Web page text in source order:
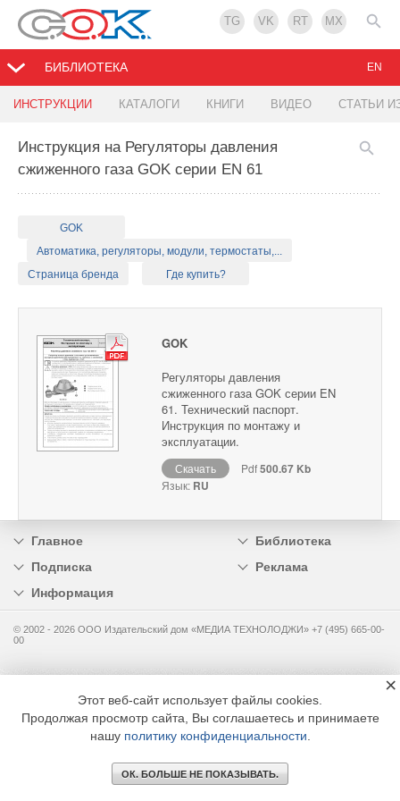
TG VK RT MX
БИБЛИОТЕКА
ИНСТРУКЦИИ КАТАЛОГИ КНИГИ ВИДЕО СТАТЬИ
EN
Инструкция на Регуляторы давления
сжиженного газа GOK серии EN 61
GOK
Автоматика, регуляторы, модули, термостаты,...
Страница бренда
Где купить?
GOK
Регуляторы давления
сжиженного газа GOK серии EN
61. Технический паспорт.
Инструкция по монтажу и
эксплуатации.
Скачать Pdf500.67 Kb
Язык: RU
Главное
Библиотека
Подписка
Реклама
Информация
© 2002 - 2026 OOO Издательский дом «МЕДИА ТЕХНОЛОДЖИ» +7 (495) 665-00-
00
Этот веб-сайт использует файлы cookies.
Продолжая просмотр сайта, Вы соглашаетесь и принимаете
нашу политику конфиденциальности
ОК. БОЛЬШЕ НЕ ПОКАЗЫВАТЬ.
×